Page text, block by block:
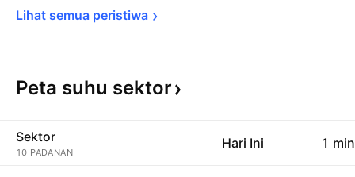
Lihat semua peristiwa
Peta suhu sektor
Sektor
10 PADANAN
Hari Ini 1